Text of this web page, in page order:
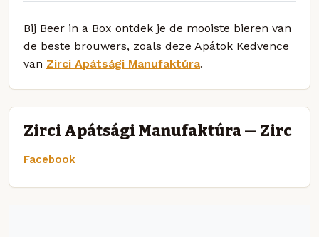
Bij Beer in a Box ontdek je de mooiste bieren van
de beste brouwers, zoals deze Apátok Kedvence
van Zirci Apátsági Manufaktúra.
Zirci Apátsági Manufaktúra — Zirc
Facebook